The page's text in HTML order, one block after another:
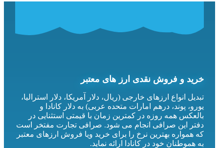
خرید و فروش نقدی ارز های معتبر
تبدیل انواع ارزهای خارجی (ریال، دلار آمریکا، دلار استرالیا،
یورو، پوند، درهم امارات متحده عربی) به دلار کانادا و
بالعکس همه روزه در کمترین زمان با قیمتی استثنایی در
دفتر این صرافی انجام می شود. صرافی تجارت مفتخر است
که همواره بهترین نرخ را برای خرید ویا فروش ارزهای معتبر
به هموطنان خود در کانادا ارائه نماید.